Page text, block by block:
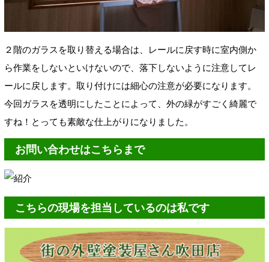
２階のガラスを取り替える場合は、レールに戻す時に室内側か
ら作業をしないといけないので、落下しないように注意してレ
ールに戻します。取り付けには細心の注意が必要になります。
今回ガラスを透明にしたことによって、外の緑がすごく綺麗で
すね！とっても素敵な仕上がりになりました。
お問い合わせはこちらまで
こちらの現場を担当しているのは私です